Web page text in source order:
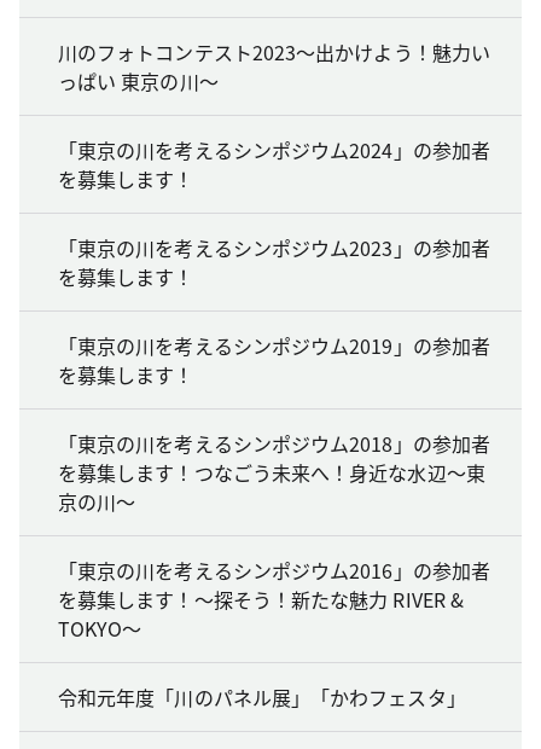
川のフォトコンテスト2023～出かけよう！魅力い
っぱい 東京の川～
「東京の川を考えるシンポジウム2024」の参加者
を募集します！
「東京の川を考えるシンポジウム2023」の参加者
を募集します！
「東京の川を考えるシンポジウム2019」の参加者
を募集します！
「東京の川を考えるシンポジウム2018」の参加者
を募集します！つなごう未来へ！身近な水辺～東
京の川～
「東京の川を考えるシンポジウム2016」の参加者
を募集します！～探そう！新たな魅力 RIVER &
TOKYO～
令和元年度「川のパネル展」「かわフェスタ」